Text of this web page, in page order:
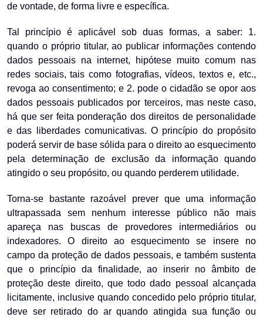
de vontade, de forma livre e específica.
Tal princípio é aplicável sob duas formas, a saber: 1.
quando o próprio titular, ao publicar informações contendo
dados pessoais na internet, hipótese muito comum nas
redes sociais, tais como fotografias, vídeos, textos e, etc.,
revoga ao consentimento; e 2. pode o cidadão se opor aos
dados pessoais publicados por terceiros, mas neste caso,
há que ser feita ponderação dos direitos de personalidade
e das liberdades comunicativas. O princípio do propósito
poderá servir de base sólida para o direito ao esquecimento
pela determinação de exclusão da informação quando
atingido o seu propósito, ou quando perderem utilidade.
Torna-se bastante razoável prever que uma informação
ultrapassada sem nenhum interesse público não mais
apareça nas buscas de provedores intermediários ou
indexadores. O direito ao esquecimento se insere no
campo da proteção de dados pessoais, e também sustenta
que o princípio da finalidade, ao inserir no âmbito de
proteção deste direito, que todo dado pessoal alcançada
licitamente, inclusive quando concedido pelo próprio titular,
deve ser retirado do ar quando atingida sua função ou